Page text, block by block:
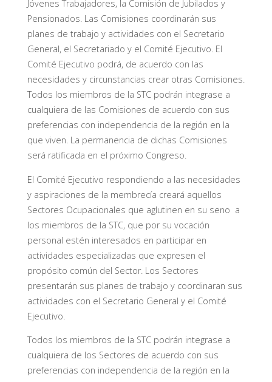
Jóvenes Trabajadores, la Comisión de Jubilados y
Pensionados. Las Comisiones coordinarán sus
planes de trabajo y actividades con el Secretario
General, el Secretariado y el Comité Ejecutivo. El
Comité Ejecutivo podrá, de acuerdo con las
necesidades y circunstancias crear otras Comisiones.
Todos los miembros de la STC podrán integrase a
cualquiera de las Comisiones de acuerdo con sus
preferencias con independencia de la región en la
que viven. La permanencia de dichas Comisiones
será ratificada en el próximo Congreso.
El Comité Ejecutivo respondiendo a las necesidades
y aspiraciones de la membrecía creará aquellos
Sectores Ocupacionales que aglutinen en su seno a
los miembros de la STC, que por su vocación
personal estén interesados en participar en
actividades especializadas que expresen el
propósito común del Sector. Los Sectores
presentarán sus planes de trabajo y coordinaran sus
actividades con el Secretario General y el Comité
Ejecutivo.
Todos los miembros de la STC podrán integrase a
cualquiera de los Sectores de acuerdo con sus
preferencias con independencia de la región en la